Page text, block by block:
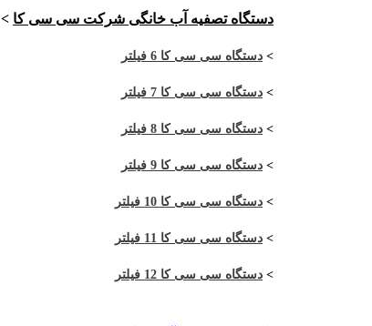
دستگاه تصفیه آب خانگی شرکت سی سی کا >
> دستگاه سی سی کا 6 فیلتر
> دستگاه سی سی کا 7 فیلتر
> دستگاه سی سی کا 8 فیلتر
> دستگاه سی سی کا 9 فیلتر
> دستگاه سی سی کا 10 فیلتر
> دستگاه سی سی کا 11 فیلتر
> دستگاه سی سی کا 12 فیلتر